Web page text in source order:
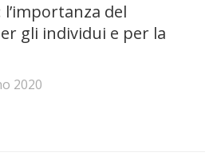
del
gli individui e per la
2020